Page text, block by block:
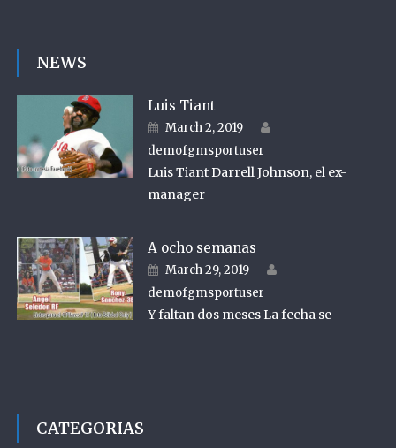
NEWS
Luis Tiant
Posted on
March 2, 2019
demofgmsportuser
Luis Tiant Darrell Johnson, el ex-
manager
A ocho semanas
Posted on
March 29, 2019
demofgmsportuser
Y faltan dos meses La fecha se
CATEGORIAS